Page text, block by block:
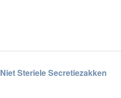
Niet Steriele Secretiezakken